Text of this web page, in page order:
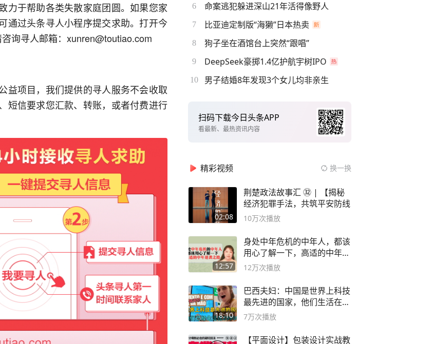
力于帮助各类失散家庭团圆。如果您家
通过头条寻人小程序提交求助。打开今
询寻人邮箱：xunren@toutiao.com
益项目，我们提供的寻人服务不会收取
短信要求您汇款、转账，或者付费进行
6 命案逃犯躲进深山21年活得像野人
7 比亚迪定制版“海獭”日本热卖
8 狗子坐在酒馆台上突然“跟唱”
9 DeepSeek豪掷1.4亿护航宇树IPO
10 男子结婚8年发现3个女儿均非亲生
扫码下载今日头条APP
看最新、最热资讯内容
精彩视频 换一换
02:08
荆楚政法故事汇 ㉜ | 【揭秘
经济犯罪手法，共筑平安防线
10万次播放
12:57
身处中年危机的中年人，都该
用心了解一下，高适的中年逆
袭之路
12万次播放
18:10
巴西夫妇：中国是世界上科技
最先进的国家，他们生活在
2999年
7万次播放
【平面设计】包装设计实战教